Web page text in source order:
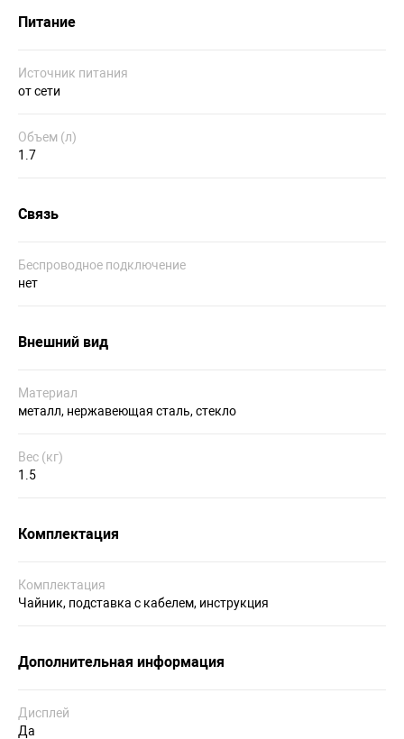
Питание
Источник питания
от сети
Объем (л)
1.7
Связь
Беспроводное подключение
нет
Внешний вид
Материал
металл, нержавеющая сталь, стекло
Вес (кг)
1.5
Комплектация
Комплектация
Чайник, подставка с кабелем, инструкция
Дополнительная информация
Дисплей
Да